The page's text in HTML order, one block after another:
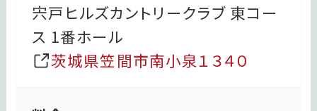
宍戸ヒルズカントリークラブ 東コー
ス 1番ホール
茨城県笠間市南小泉１３４０